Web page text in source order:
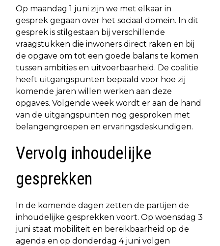
Op maandag 1 juni zijn we met elkaar in
gesprek gegaan over het sociaal domein. In dit
gesprek is stilgestaan bij verschillende
vraagstukken die inwoners direct raken en bij
de opgave om tot een goede balans te komen
tussen ambities en uitvoerbaarheid. De coalitie
heeft uitgangspunten bepaald voor hoe zij
komende jaren willen werken aan deze
opgaves. Volgende week wordt er aan de hand
van de uitgangspunten nog gesproken met
belangengroepen en ervaringsdeskundigen.
Vervolg inhoudelijke
gesprekken
In de komende dagen zetten de partijen de
inhoudelijke gesprekken voort. Op woensdag 3
juni staat mobiliteit en bereikbaarheid op de
agenda en op donderdag 4 juni volgen